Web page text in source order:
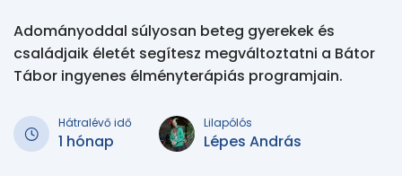
Adományoddal súlyosan beteg gyerekek és
családjaik életét segítesz megváltoztatni a Bátor
Tábor ingyenes élményterápiás programjain.
Hátralévő idő
1 hónap
Lilapólós
Lépes András